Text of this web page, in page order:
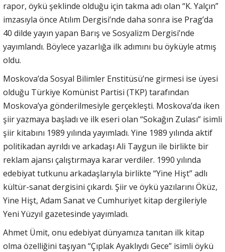
rapor, öykü şeklinde olduğu için takma adı olan “K. Yalçın”
imzasıyla önce Atılım Dergisi’nde daha sonra ise Prag’da
40 dilde yayın yapan Barış ve Sosyalizm Dergisi’nde
yayımlandı. Böylece yazarlığa ilk adımını bu öyküyle atmış
oldu.
Moskova’da Sosyal Bilimler Enstitüsü’ne girmesi ise üyesi
olduğu Türkiye Komünist Partisi (TKP) tarafından
Moskova’ya gönderilmesiyle gerçekleşti. Moskova’da iken
şiir yazmaya başladı ve ilk eseri olan “Sokağın Zulası” isimli
şiir kitabını 1989 yılında yayımladı. Yine 1989 yılında aktif
politikadan ayrıldı ve arkadaşı Ali Taygun ile birlikte bir
reklam ajansı çalıştırmaya karar verdiler. 1990 yılında
edebiyat tutkunu arkadaşlarıyla birlikte “Yine Hişt” adlı
kültür-sanat dergisini çıkardı. Şiir ve öykü yazılarını Öküz,
Yine Hişt, Adam Sanat ve Cumhuriyet kitap dergileriyle
Yeni Yüzyıl gazetesinde yayımladı.
Ahmet Ümit, onu edebiyat dünyamıza tanıtan ilk kitap
olma özelliğini taşıyan “Çıplak Ayaklıydı Gece” isimli öykü